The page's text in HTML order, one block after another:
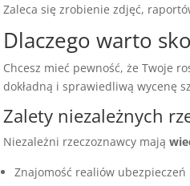
Zaleca się zrobienie zdjęć,
Dlaczego warto
Chcesz mieć pewność, że Twoje
dokładną i sprawiedliwą wycenę
Zalety niezależnych
Niezależni rzeczoznawcy mają
Znajomość realiów